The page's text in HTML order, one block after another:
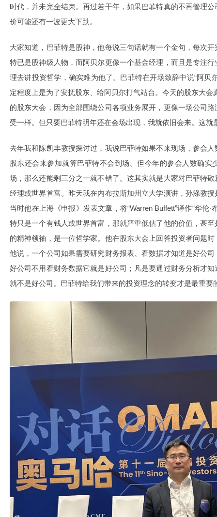
时代，并未完全结束。再过若干年，如果巴菲特真的不再管理
价可能还有一波更大下跌。
大家知道，巴菲特是股神，他每说三句话就有一个金句，每次
特已是股神级人物，而阿贝尔更像一个基金经理，而且是专注
理去讲投资哲学，确实难为他了。巴菲特在开场致辞中说“阿贝
定程度上是为了安抚股东、给阿贝尔打气站台。今天的股东大会
的股东大会，因为全部围绕公司各项业务展开，更像一场公司
受一样。但只要巴菲特明年还在会场出现，我就依旧会来。这
去年我和陈凯丰教授探讨过，我说巴菲特如果不来现场，参会
股东还会来参加就算巴菲特不会到场。但今年的参会人数确实
场，那么还能剩三分之一就不错了。这其实就是大家对巴菲特
经理或世界首富。昨天我在内布拉斯加州立大学演讲，孙涤教
当时他在上海《申报》发表文章，将“Warren Buffett”译作“华伦
特只是一个有钱人或世界首富，那就严重低估了他的价值，甚
的精神领袖，是一位哲学家。他在股东大会上回答投资者问题
他说，一个公司如果需要研究财务报表、看数据才知道是好公
好公司不用看财务数据它就是好公司；凡是要通过财务分析才
就不是好公司。巴菲特给我们带来的投资理念的转变才是最重要